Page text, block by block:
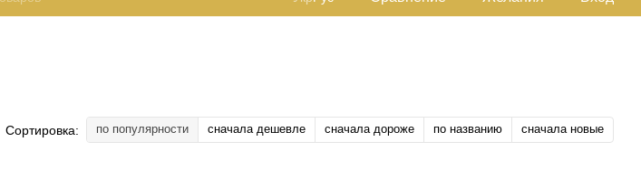
Сортировка: по популярности сначала дешевле сначала дороже по названию сначала новые